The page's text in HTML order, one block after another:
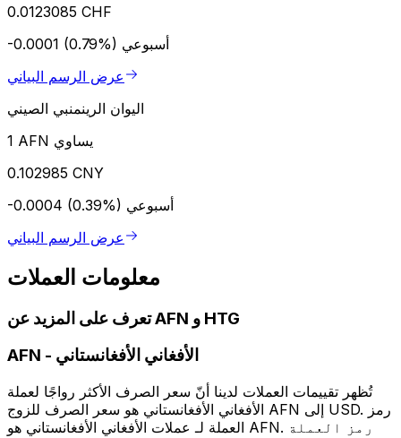
0.0123085 CHF
-0.0001 (0.79%) أسبوعي
عرض الرسم البياني
اليوان الرينمنبي الصيني
1 AFN يساوي
0.102985 CNY
-0.0004 (0.39%) أسبوعي
عرض الرسم البياني
معلومات العملات
تعرف على المزيد عن AFN و HTG
AFN - الأفغاني الأفغانستاني
تُظهر تقييمات العملات لدينا أنّ سعر الصرف الأكثر رواجًا لعملة
الأفغاني الأفغانستاني هو سعر الصرف للزوج AFN إلى USD. رمز
العملة لـ عملات الأفغاني الأفغانستاني هو AFN. رمز العملة